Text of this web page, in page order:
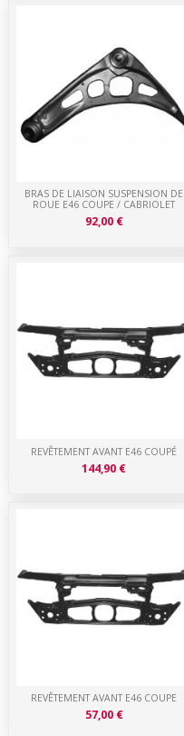
REVÊTEMENT AVANT E46 COUPE
57,00 €
REVÊTEMENT AVANT E46 COUPÉ
144,90 €
BRAS DE LIAISON SUSPENSION DE
ROUE E46 COUPE / CABRIOLET
92,00 €